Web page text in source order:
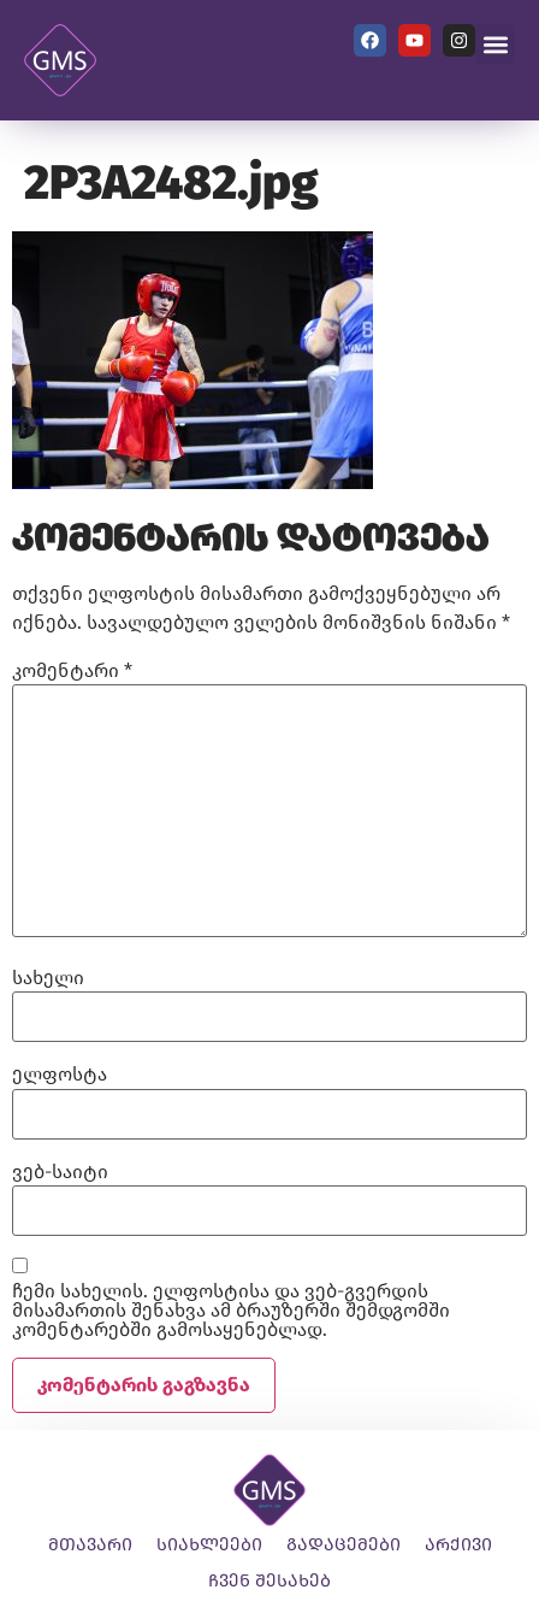
2P3A2482.jpg
კომენტარის დატოვება
თქვენი ელფოსტის მისამართი გამოქვეყნებული არ
იქნება. სავალდებულო ველების მონიშვნის ნიშანი *
კომენტარი *
სახელი
ელფოსტა
ვებ-საიტი
ჩემი სახელის. ელფოსტისა და ვებ-გვერდის
მისამართის შენახვა ამ ბრაუზერში შემდგომში
კომენტარებში გამოსაყენებლად.
მთავარი სიახლეები გადაცემები
არქივი
ჩვენ შესახებ